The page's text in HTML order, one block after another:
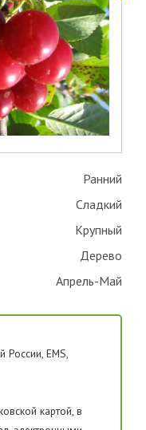
Ранний
Сладкий
Крупный
Дерево
Апрель-Май
России, EMS,
картой, в